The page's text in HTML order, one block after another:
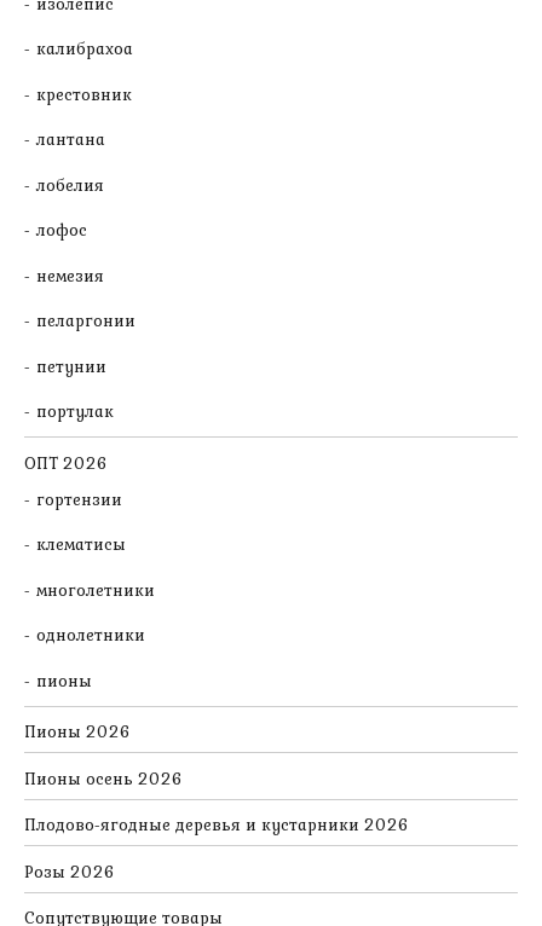
калибрахоа
крестовник
лантана
лобелия
лофос
немезия
пеларгонии
петунии
портулак
ОПТ 2026
гортензии
клематисы
многолетники
однолетники
пионы
Пионы 2026
Пионы осень 2026
Плодово-ягодные деревья и кустарники 2026
Розы 2026
Сопутствующие товары